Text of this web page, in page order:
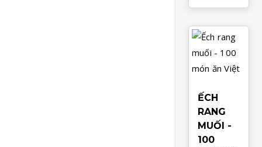
ẾCH
RANG
MUỐI -
100